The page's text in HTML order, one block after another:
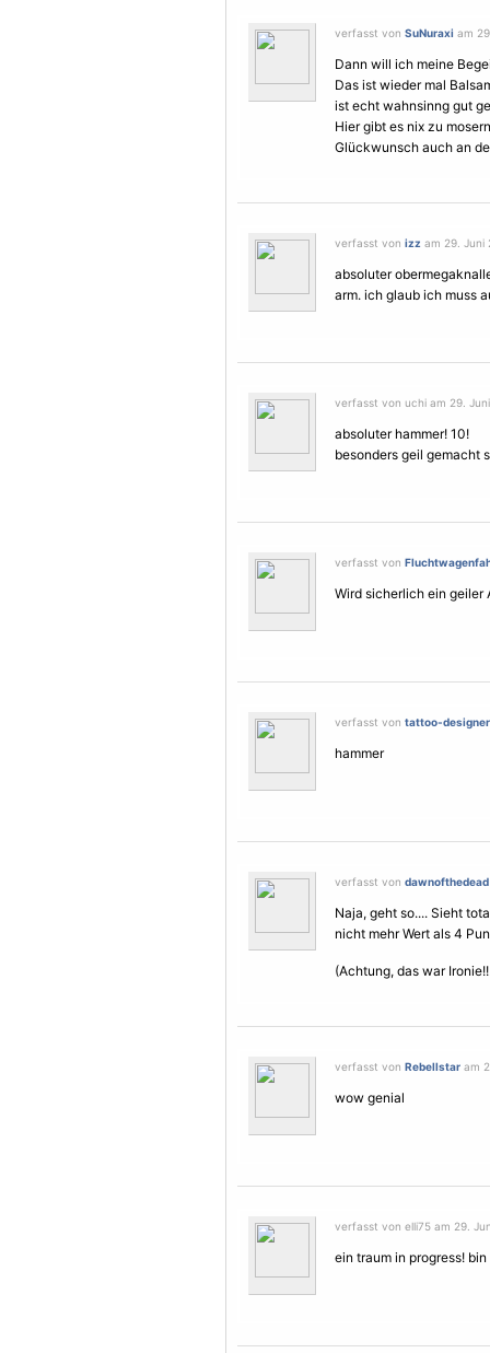
verfasst von SuNuraxi am
Dann will ich meine
Das ist wieder mal
ist echt wahnsinng gut
Hier gibt es nix zu
Glückwunsch auch an
verfasst von izz am 29. Juni
absoluter
arm. ich glaub ich muss
verfasst von uchi am 29.
absoluter hammer! 10!
besonders geil gemacht
verfasst von
Wird sicherlich ein geiler
verfasst von tattoo-designer
hammer
verfasst von dawnofthedead
Naja, geht so.... Sieht
nicht mehr Wert als 4
(Achtung, das war
verfasst von Rebellstar am
wow genial
verfasst von elli75 am 29.
ein traum in progress!